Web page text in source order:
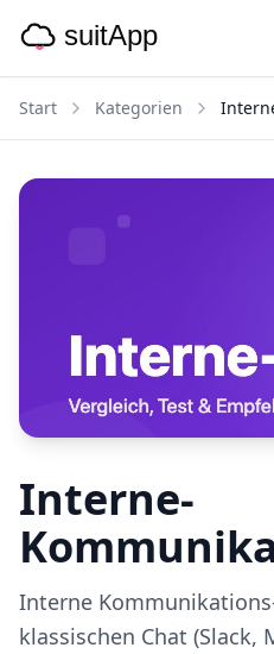
Start Kategorien
Interne-
Interne
klassischen Chat (Slack,